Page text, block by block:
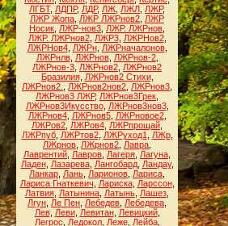
ЛГБТ, ЛДПР, ЛДР, ЛЖ ЛЖЛ ЛЖР,
ЛЖР Жопа ЛЖР ЛЖРнов2 ЛЖР
Носик ЛЖР-нов3 ЛЖР. ЛЖРнов
ЛЖР. ЛЖРнов2, ЛЖР3, ЛЖРНов2,
ЛЖРНов4, ЛЖРн, ЛЖРначалонов,
ЛЖРнлв, ЛЖРнов, ЛЖРнов-2,
ЛЖРнов-3 ЛЖРнов2 ЛЖРнов2
Бразилия, ЛЖРнов2 Стихи,
ЛЖРнов2.
ЛЖРнов2нов2 ЛЖРнов3
ЛЖРнов3 ЛЖР, ЛЖРнов3Грек
ЛЖРнов3Икусство, ЛЖРнов3нов3,
ЛЖРнов4, ЛЖРнов5, ЛЖРновое2,
ЛЖРов2 ЛЖРов4 ЛЖРпрощай
ЛЖРпуб, ЛЖРтов2, ЛЖРуход1 ЛЖр,
ЛЖрнов ЛЖрнов2 Лавра
Лаврентий Лавров Лагеря Лагуна
Ладен, Лазарева, Лангобард, Ландау,
Ланкар Лань Ларионов Лариса
Лариса Гнаткевич
Лариска, Ларссон,
Латвия Латынина Латынь Лашез
Лгун Ле Пен Лебедев Лебедева
Лев, Леви, Левитан, Левицкий,
Легрос
Ледокол, Леже, Лейба,